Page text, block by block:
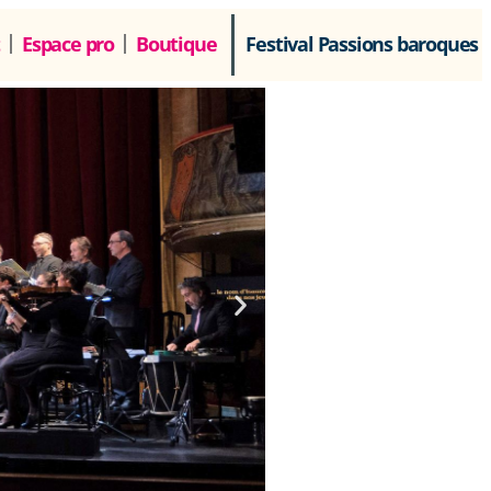
Espace pro Boutique Festival Passions baroques